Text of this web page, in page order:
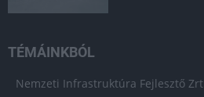
TÉMÁINKBÓL
Nemzeti Infrastruktúra Fejlesztő